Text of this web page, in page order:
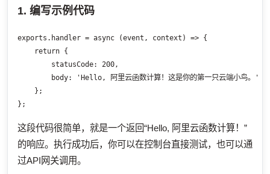
1. 编写示例代码
exports.handler = async (event, context) => {
    return {
        statusCode: 200,
        body: 'Hello, 阿里云函数计算！这是你的第一只云端小鸟。'
    };
};
这段代码很简单，就是一个返回“Hello, 阿里云函数计算！”
的响应。执行成功后，你可以在控制台直接测试，也可以通
过API网关调用。